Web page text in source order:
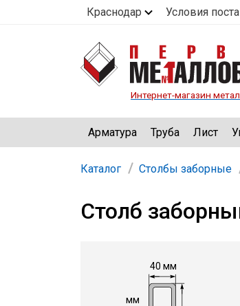
Краснодар Условия
Интернет-магазин
Арматура Труба Лист
Каталог Столбы заборные
Столб
мм
40 мм